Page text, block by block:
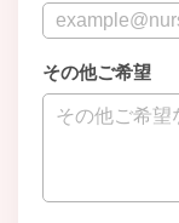
その他ご希望